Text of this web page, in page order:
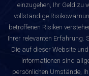
einzugehen, Ihr Geld zu
vollständige
betroffenen Risiken
Ihrer relevanten Erfahrung.
Die auf dieser Website
Informationen sind
persönlichen Umstände,